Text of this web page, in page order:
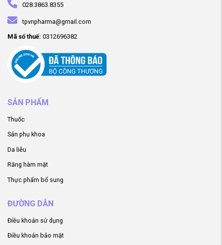
028.3863.8355
tpvnpharma@gmail.com
Mã số thuế: 0312696382
SẢN PHẨM
Thuốc
Sản phụ khoa
Da liễu
Răng hàm mặt
Thực phẩm bổ sung
ĐƯỜNG DẪN
Điều khoản sử dụng
Điều khoản bảo mật